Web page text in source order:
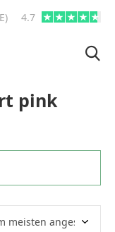
4.7
pink